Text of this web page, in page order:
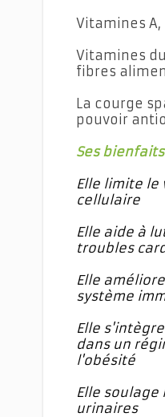
Vitamines A,
Vitamines
fibres
La courge
pouvoir
Ses
Elle limite le
cellulaire
Elle aide à
troubles
Elle
système
Elle
dans un
l'obésité
Elle
urinaires